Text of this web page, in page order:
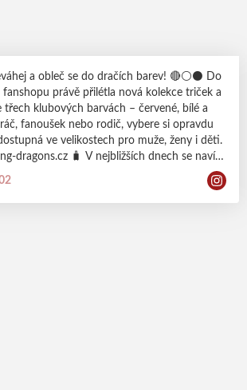
a obleč se do dračích barev! 🔴⚪️⚫️ Do
fanshopu právě přilétla nová kolekce triček a
třech klubových barvách – červené, bílé a
ve velikostech pro muže, ženy i děti.
nejbližších dnech se navíc
nových věcí 😎 Naštěstí u nás se
servery fungují. My prostě slíbíme… a pak